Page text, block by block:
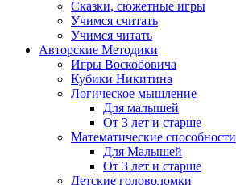
Сказки, сюжетные игры
Учимся считать
Учимся читать
Авторские Методики
Игры Воскобовича
Кубики Никитина
Логическое мышление
Для малышей
От 3 лет и старше
Математические способности
Для Малышей
От 3 лет и старше
Детские головоломки